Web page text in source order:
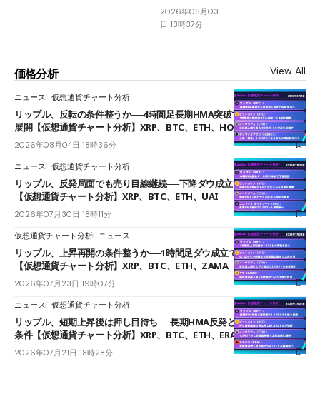
2026年08月03
日 13時37分
価格分析 View All
ニュース 仮想通貨チャート分析
リップル、反転の条件整うか──4時間足長期HMA突破で雲下端を目指す
展開【仮想通貨チャート分析】XRP、BTC、ETH、HOME
2026年08月04日 18時36分
ニュース 仮想通貨チャート分析
リップル、反発局面でも売り目線継続──下降ダウ成立で下値追う展開
【仮想通貨チャート分析】XRP、BTC、ETH、UAI
2026年07月30日 18時11分
仮想通貨チャート分析 ニュース
リップル、上昇再開の条件整うか──1時間足ダウ成立で1.185ドルを狙う
【仮想通貨チャート分析】XRP、BTC、ETH、ZAMA
2026年07月23日 19時07分
ニュース 仮想通貨チャート分析
リップル、短期上昇後は押し目待ち──長期HMA反発と雲上抜けが買い
条件【仮想通貨チャート分析】XRP、BTC、ETH、ERA
2026年07月21日 18時28分